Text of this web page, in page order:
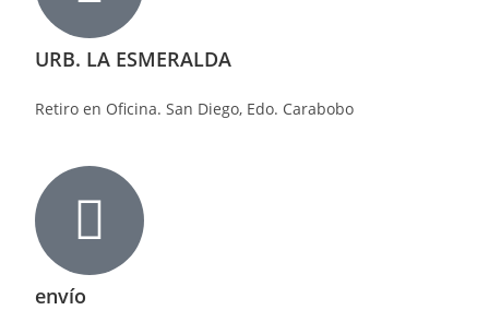
URB. LA ESMERALDA
Retiro en Oficina. San Diego, Edo. Carabobo
envío